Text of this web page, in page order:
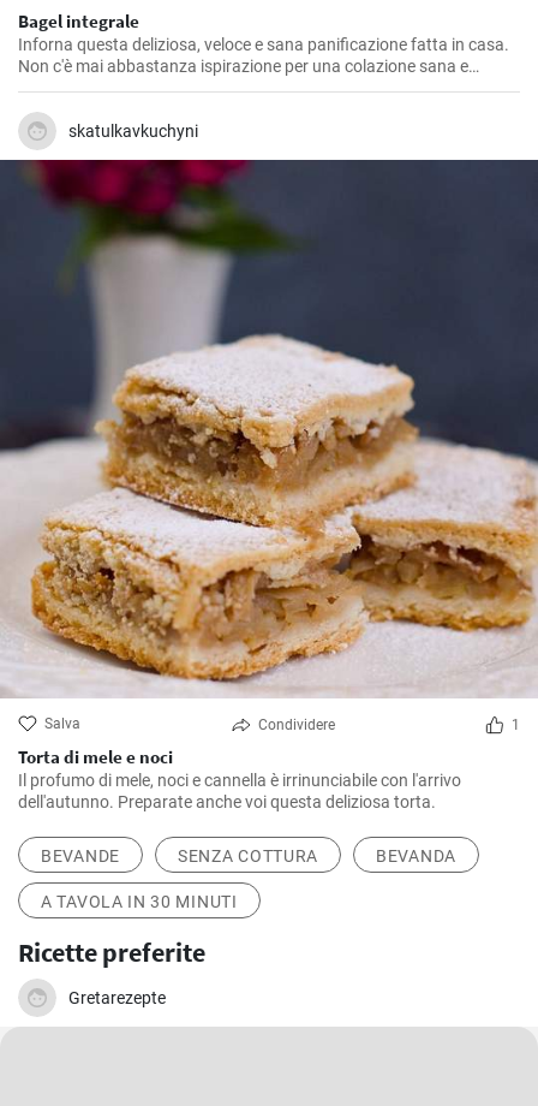
Bagel integrale
Inforna questa deliziosa, veloce e sana panificazione fatta in casa.
Non c'è mai abbastanza ispirazione per una colazione sana e
gustosa.
skatulkavkuchyni
Salva Condividere 1
Torta di mele e noci
Il profumo di mele, noci e cannella è irrinunciabile con l'arrivo
dell'autunno. Preparate anche voi questa deliziosa torta.
BEVANDE SENZA COTTURA BEVANDA
A TAVOLA IN 30 MINUTI
Ricette preferite
Gretarezepte